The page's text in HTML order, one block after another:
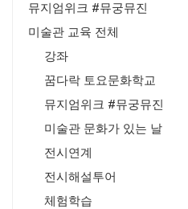
뮤지엄위크 #뮤궁뮤진
미술관 교육 전체
강좌
꿈다락 토요문화학교
뮤지엄위크 #뮤궁뮤진
미술관 문화가 있는 날
전시연계
전시해설투어
체험학습